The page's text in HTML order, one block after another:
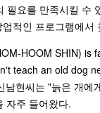
필요를 만족시킬 수
적인 프로그램에서
HOOM SHIN) is
teach an old dog
남현씨는 "늙은 개에
자주 들어왔다.